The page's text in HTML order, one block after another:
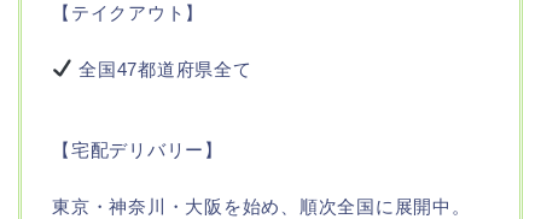
【テイクアウト】
全国47都道府県全て
【宅配デリバリー】
東京・神奈川・大阪を始め、順次全国に展開中。